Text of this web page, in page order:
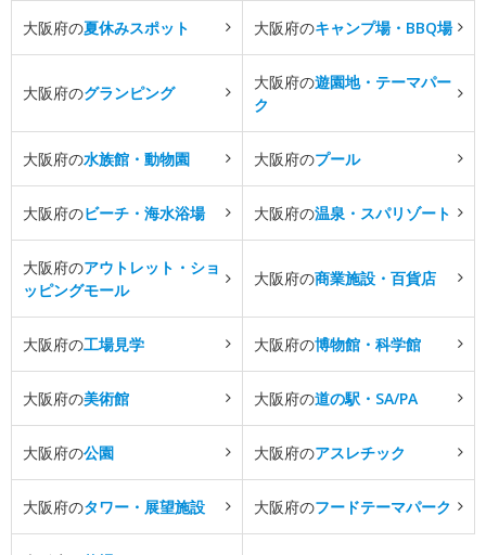
大阪府の夏休みスポット 大阪府のキャンプ場・BBQ場
大阪府のグランピング
大阪府の遊園地・テーマパー
ク
大阪府の水族館・動物園 大阪府のプール
大阪府のビーチ・海水浴場 大阪府の温泉・スパリゾート
大阪府のアウトレット・ショ
ッピングモール
大阪府の商業施設・百貨店
大阪府の工場見学 大阪府の博物館・科学館
大阪府の美術館 大阪府の道の駅・SA/PA
大阪府の公園 大阪府のアスレチック
大阪府のタワー・展望施設 大阪府のフードテーマパーク